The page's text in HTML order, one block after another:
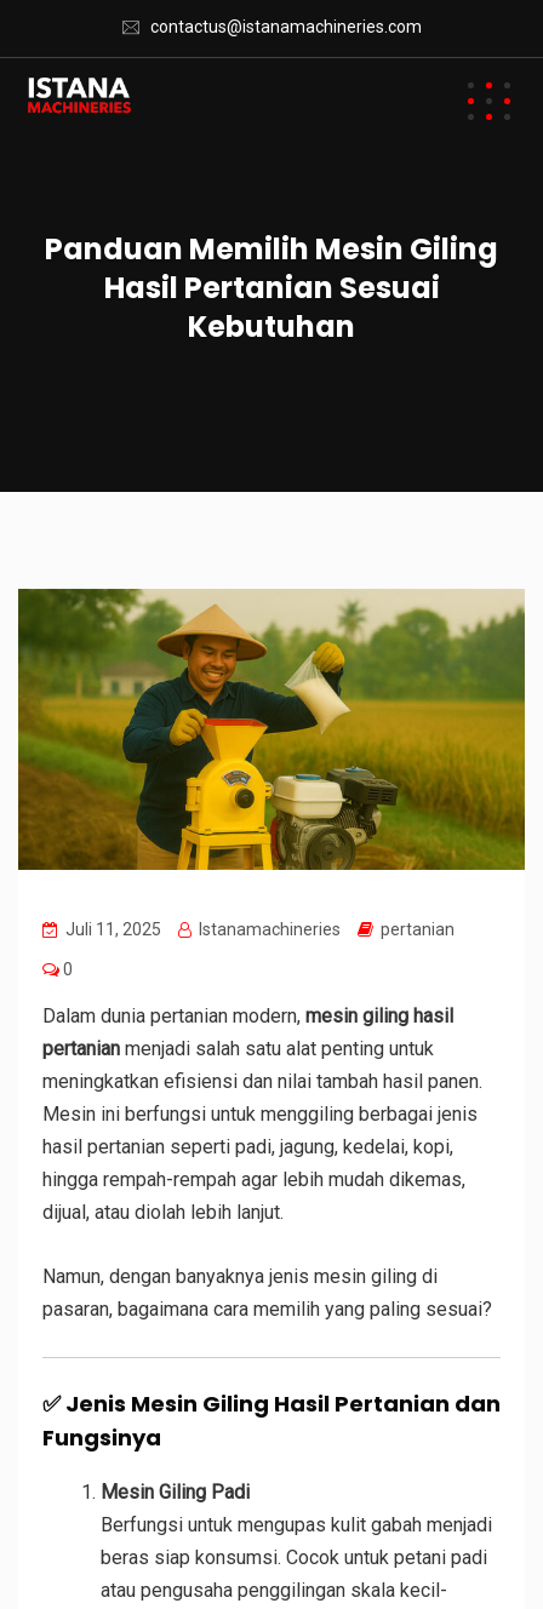
contactus@istanamachineries.com
Panduan Memilih Mesin Giling
Hasil Pertanian Sesuai
Kebutuhan
Juli 11, 2025 Istanamachineries pertanian
0
Dalam dunia pertanian modern, mesin giling hasil
pertanian menjadi salah satu alat penting untuk
meningkatkan efisiensi dan nilai tambah hasil panen.
Mesin ini berfungsi untuk menggiling berbagai jenis
hasil pertanian seperti padi, jagung, kedelai, kopi,
hingga rempah-rempah agar lebih mudah dikemas,
dijual, atau diolah lebih lanjut.
Namun, dengan banyaknya jenis mesin giling di
pasaran, bagaimana cara memilih yang paling sesuai?
✅Jenis Mesin Giling Hasil Pertanian dan
Fungsinya
Mesin Giling Padi
Berfungsi untuk mengupas kulit gabah menjadi
beras siap konsumsi. Cocok untuk petani padi
atau pengusaha penggilingan skala kecil-